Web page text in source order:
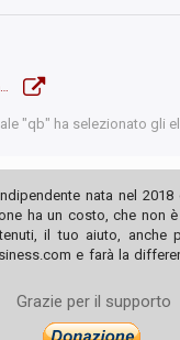
www.rainews.it/video/2023/03/spotlight-tunisia-la-rivoluzione-tradita-0a3e74e8-dd4b-4d4c-9569-9f2b2d364867.html?nxtep
"qb" ha selezionato gli
nata nel
ha un costo, che non
il tuo aiuto, anche
e farà la
Grazie per il supporto